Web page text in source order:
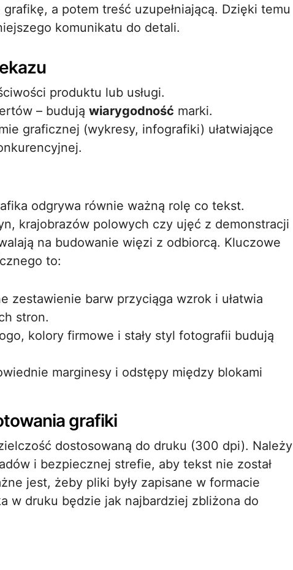
a potem treść uzupełniającą. Dzięki temu
komunikatu do detali.
produktu lub usługi.
– budują wiarygodność marki.
graficznej (wykresy, infografiki) ułatwiające
odgrywa równie ważną rolę co tekst.
krajobrazów polowych czy ujęć z demonstracji
na budowanie więzi z odbiorcą. Kluczowe
to:
zestawienie barw przyciąga wzrok i ułatwia
stron.
kolory firmowe i stały styl fotografii budują
marginesy i odstępy między blokami
grafiki
dostosowaną do druku (300 dpi). Należy
i bezpiecznej strefie, aby tekst nie został
jest, żeby pliki były zapisane w formacie
w druku będzie jak najbardziej zbliżona do